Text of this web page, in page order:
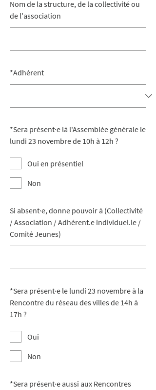
Nom de la structure, de la collectivité ou
de l'association
*Adhérent
*Sera présent·e là l'Assemblée générale le
lundi 23 novembre de 10h à 12h ?
Oui en présentiel
Non
Si absent·e, donne pouvoir à (Collectivité
/ Association / Adhérent.e individuel.le /
Comité Jeunes)
*Sera présent·e le lundi 23 novembre à la
Rencontre du réseau des villes de 14h à
17h ?
Oui
Non
*Sera présent·e aussi aux Rencontres